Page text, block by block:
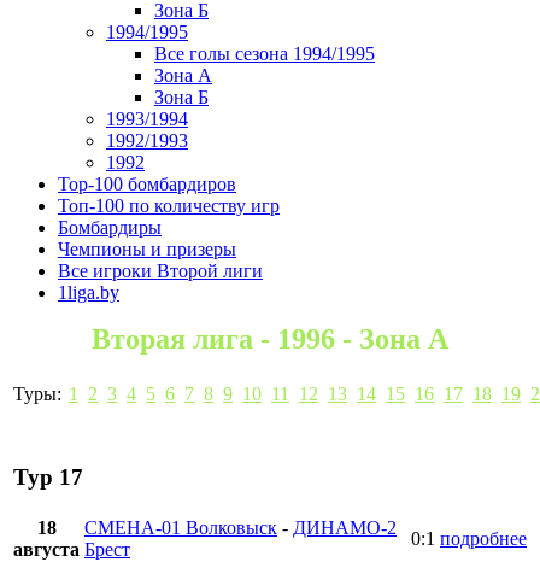
Зона Б
1994/1995
Все голы сезона 1994/1995
Зона А
Зона Б
1993/1994
1992/1993
1992
Top-100 бомбардиров
Топ-100 по количеству игр
Бомбардиры
Чемпионы и призеры
Все игроки Второй лиги
1liga.by
Вторая лига - 1996 - Зона А
Туры: 1 2 3 4 5 6 7 8 9 10 11 12 13 14 15 16 17 18 19
Тур 17
18
августа
СМЕНА-01 Волковыск - ДИНАМО-2
Брест
0:1 подробнее